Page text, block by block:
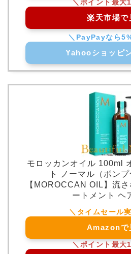
楽天市場で
Yahooショッピ
モロッカンオイル 100ml
ト ノーマル（ポン
【MOROCCAN OIL】流
ートメント ヘ
Amazonで